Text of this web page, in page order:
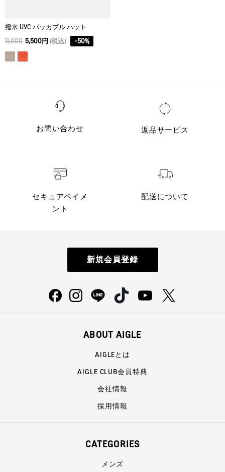
撥水 UVC パッカブル ハット
11,000 5,500円 (税込) -50%
お問い合わせ 返品サービス
セキュアペイメ
ント
配送について
新規会員登録
ABOUT AIGLE
AIGLEとは
AIGLE CLUB会員特典
会社情報
採用情報
CATEGORIES
メンズ